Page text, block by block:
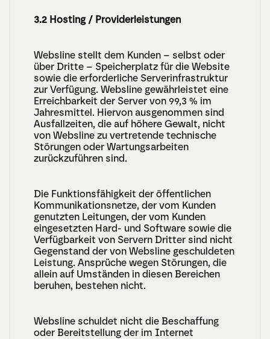
3.2 Hosting / Providerleistungen
Websline stellt dem Kunden – selbst oder
über Dritte – Speicherplatz für die Website
sowie die erforderliche Serverinfrastruktur
zur Verfügung. Websline gewährleistet eine
Erreichbarkeit der Server von 99,3 % im
Jahresmittel. Hiervon ausgenommen sind
Ausfallzeiten, die auf höhere Gewalt, nicht
von Websline zu vertretende technische
Störungen oder Wartungsarbeiten
zurückzuführen sind.
Die Funktionsfähigkeit der öffentlichen
Kommunikationsnetze, der vom Kunden
genutzten Leitungen, der vom Kunden
eingesetzten Hard- und Software sowie die
Verfügbarkeit von Servern Dritter sind nicht
Gegenstand der von Websline geschuldeten
Leistung. Ansprüche wegen Störungen, die
allein auf Umständen in diesen Bereichen
beruhen, bestehen nicht.
Websline schuldet nicht die Beschaffung
oder Bereitstellung der im Internet